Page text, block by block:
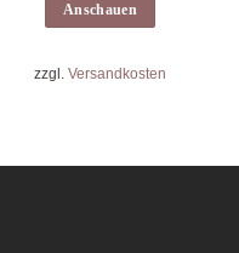
Anschauen
zzgl. Versandkosten